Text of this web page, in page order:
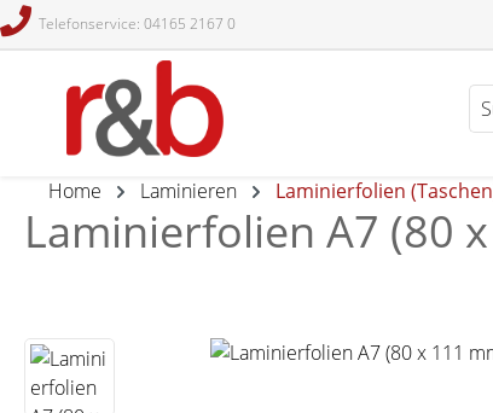
Zur Suche springen
Telefonservice: 04165 2167 0
Home Laminieren Laminierfolien
Laminierfolien A7 (80
Bildergalerie überspringen